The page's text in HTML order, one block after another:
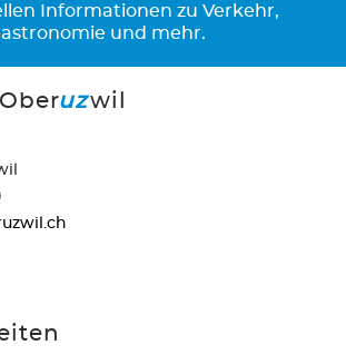
Informationen zu Verkehr,
und mehr.
uzwil